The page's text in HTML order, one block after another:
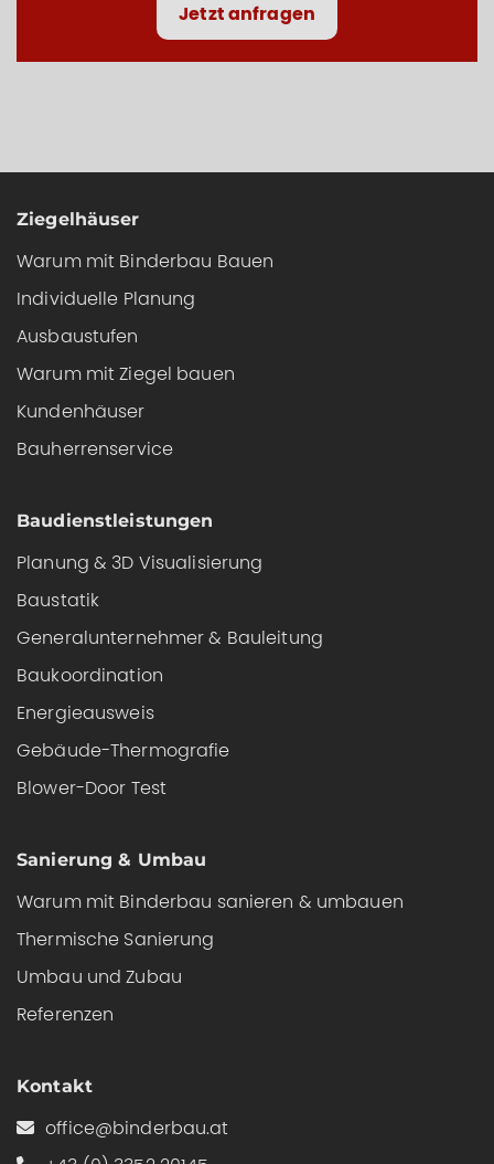
Jetzt anfragen
Ziegelhäuser
Warum mit Binderbau Bauen
Individuelle Planung
Ausbaustufen
Warum mit Ziegel bauen
Kundenhäuser
Bauherrenservice
Baudienstleistungen
Planung & 3D Visualisierung
Baustatik
Generalunternehmer & Bauleitung
Baukoordination
Energieausweis
Gebäude-Thermografie
Blower-Door Test
Sanierung & Umbau
Warum mit Binderbau sanieren & umbauen
Thermische Sanierung
Umbau und Zubau
Referenzen
Kontakt
office@binderbau.at